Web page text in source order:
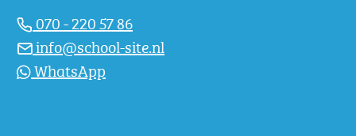
070 - 220 57 86
info@school-site.nl
WhatsApp